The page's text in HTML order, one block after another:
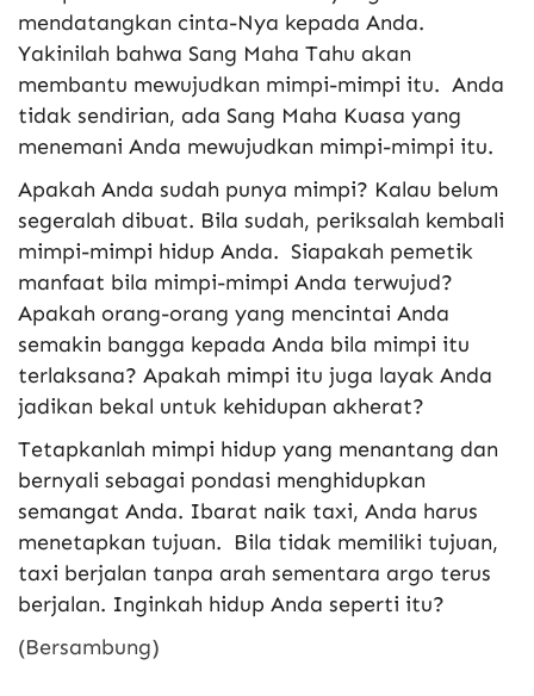
mendatangkan cinta-Nya kepada Anda.
Yakinilah bahwa Sang Maha Tahu akan
membantu mewujudkan mimpi-mimpi itu. Anda
tidak sendirian, ada Sang Maha Kuasa yang
menemani Anda mewujudkan mimpi-mimpi itu.
Apakah Anda sudah punya mimpi? Kalau belum
segeralah dibuat. Bila sudah, periksalah kembali
mimpi-mimpi hidup Anda. Siapakah pemetik
manfaat bila mimpi-mimpi Anda terwujud?
Apakah orang-orang yang mencintai Anda
semakin bangga kepada Anda bila mimpi itu
terlaksana? Apakah mimpi itu juga layak Anda
jadikan bekal untuk kehidupan akherat?
Tetapkanlah mimpi hidup yang menantang dan
bernyali sebagai pondasi menghidupkan
semangat Anda. Ibarat naik taxi, Anda harus
menetapkan tujuan. Bila tidak memiliki tujuan,
taxi berjalan tanpa arah sementara argo terus
berjalan. Inginkah hidup Anda seperti itu?
(Bersambung)